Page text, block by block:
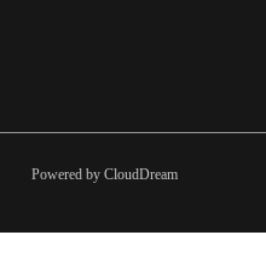
Powered by CloudDream